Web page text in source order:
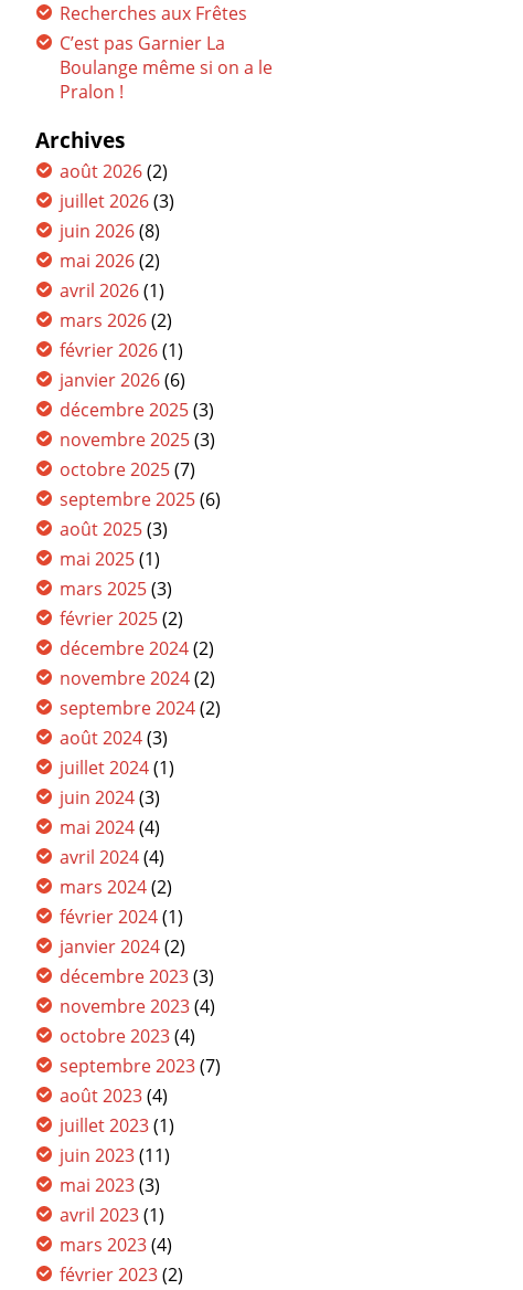
Recherches aux Frêtes
C’est pas Garnier La
Boulange même si on a le
Pralon !
Archives
août 2026(2)
juillet 2026(3)
juin 2026(8)
mai 2026(2)
avril 2026(1)
mars 2026(2)
février 2026(1)
janvier 2026(6)
décembre 2025(3)
novembre 2025(3)
octobre 2025(7)
septembre 2025(6)
août 2025(3)
mai 2025(1)
mars 2025(3)
février 2025(2)
décembre 2024(2)
novembre 2024(2)
septembre 2024(2)
août 2024(3)
juillet 2024(1)
juin 2024(3)
mai 2024(4)
avril 2024(4)
mars 2024(2)
février 2024(1)
janvier 2024(2)
décembre 2023(3)
novembre 2023(4)
octobre 2023(4)
septembre 2023(7)
août 2023(4)
juillet 2023(1)
juin 2023(11)
mai 2023(3)
avril 2023(1)
mars 2023(4)
février 2023(2)